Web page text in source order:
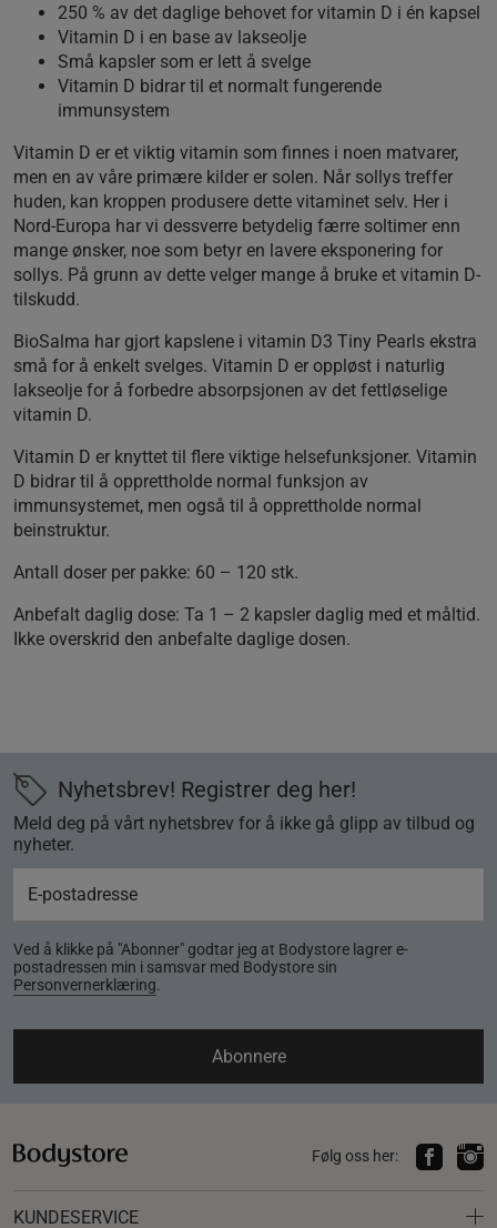
250 % av det daglige behovet for vitamin D i én kapsel
Vitamin D i en base av lakseolje
Små kapsler som er lett å svelge
Vitamin D bidrar til et normalt fungerende
immunsystem
Vitamin D er et viktig vitamin som finnes i noen matvarer,
men en av våre primære kilder er solen. Når sollys treffer
huden, kan kroppen produsere dette vitaminet selv. Her i
Nord-Europa har vi dessverre betydelig færre soltimer enn
mange ønsker, noe som betyr en lavere eksponering for
sollys. På grunn av dette velger mange å bruke et vitamin D-
tilskudd.
BioSalma har gjort kapslene i vitamin D3 Tiny Pearls ekstra
små for å enkelt svelges. Vitamin D er oppløst i naturlig
lakseolje for å forbedre absorpsjonen av det fettløselige
vitamin D.
Vitamin D er knyttet til flere viktige helsefunksjoner. Vitamin
D bidrar til å opprettholde normal funksjon av
immunsystemet, men også til å opprettholde normal
beinstruktur.
Antall doser per pakke: 60 – 120 stk.
Anbefalt daglig dose: Ta 1 – 2 kapsler daglig med et måltid.
Ikke overskrid den anbefalte daglige dosen.
Nyhetsbrev! Registrer deg her!
Meld deg på vårt nyhetsbrev for å ikke gå glipp av tilbud og
nyheter.
Ved å klikke på "Abonner" godtar jeg at Bodystore lagrer e-
postadressen min i samsvar med Bodystore sin
Personvernerklæring.
Abonnere
Følg oss her:
KUNDESERVICE